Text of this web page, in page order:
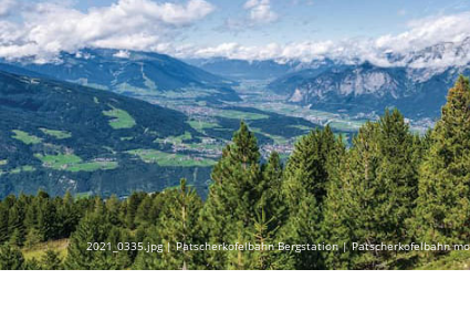
2021_0335.jpg | Patscherkofelbahn Bergstation | Patscherkofelbahn